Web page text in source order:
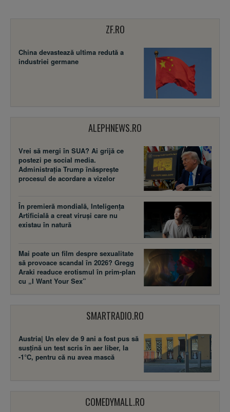
ZF.RO
China devastează ultima redută a
industriei germane
ALEPHNEWS.RO
Vrei să mergi în SUA? Ai grijă ce
postezi pe social media.
Administrația Trump înăsprește
procesul de acordare a vizelor
În premieră mondială, Inteligența
Artificială a creat viruși care nu
existau în natură
Mai poate un film despre sexualitate
să provoace scandal în 2026? Gregg
Araki readuce erotismul în prim-plan
cu „I Want Your Sex”
SMARTRADIO.RO
Austria| Un elev de 9 ani a fost pus să
susţină un test scris în aer liber, la
-1°C, pentru că nu avea mască
COMEDYMALL.RO